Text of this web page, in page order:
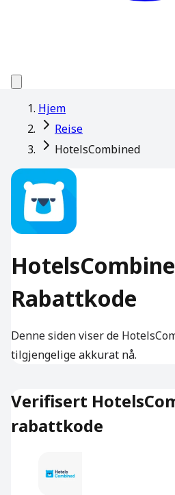
Hjem
Reise
HotelsCombined
Rabattkode
Denne siden viser de
tilgjengelige akkurat nå.
Verifisert
rabattkode